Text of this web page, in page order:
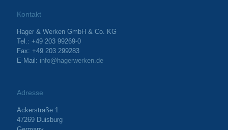
Kontakt
Hager & Werken GmbH & Co. KG
Tel.: +49 203 99269-0
Fax: +49 203 299283
E-Mail: info@hagerwerken.de
Adresse
Ackerstraße 1
47269 Duisburg